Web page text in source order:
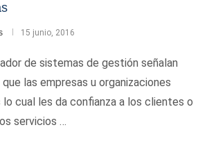
15 junio, 2016
de sistemas de gestión señalan
las empresas u organizaciones
cual les da confianza a los clientes o
servicios …